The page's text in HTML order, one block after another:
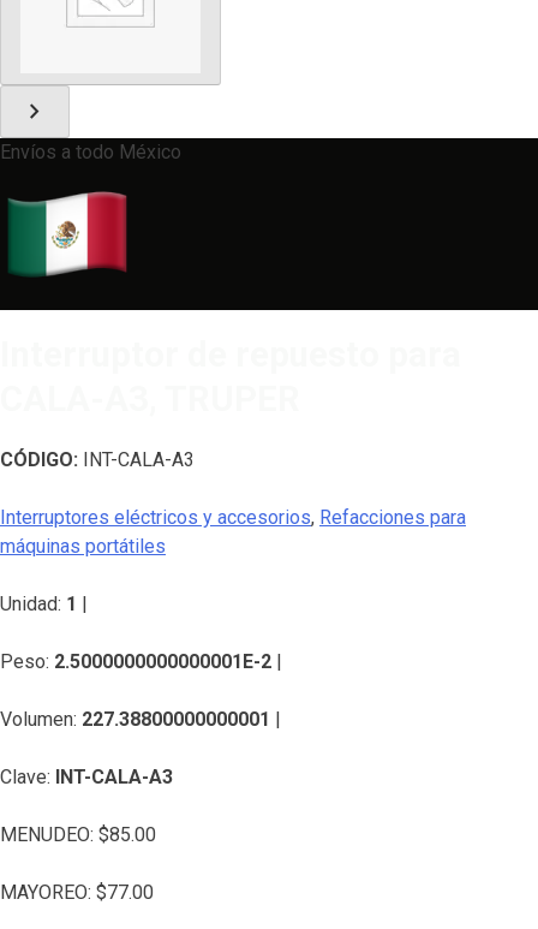
chevron_right
Envíos a todo México
CÓDIGO: INT-CALA-A3
Interruptores eléctricos y accesorios, Refacciones para
máquinas portátiles
Unidad: 1 |
Peso: 2.5000000000000001E-2 |
Volumen: 227.38800000000001 |
Clave: INT-CALA-A3
MENUDEO: $85.00
MAYOREO: $77.00